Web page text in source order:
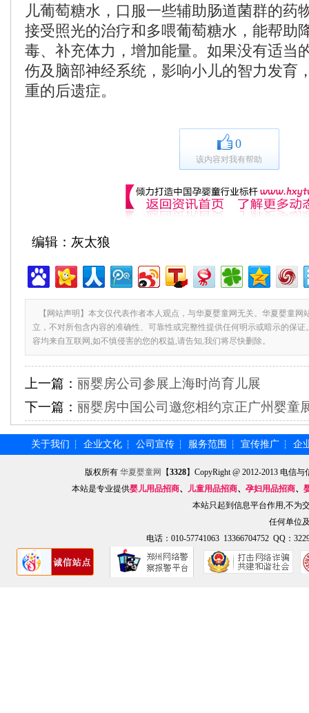
儿葡萄糖水，口服一些辅助肠道菌群的药
接受照光的治疗和多喂葡萄糖水，能帮助
毒、补充体力，增加能量。如果没有适当
伤及脑部神经系统，影响小儿的智力发育
重的后遗症。
0
该内容对我有帮助
编辑：灰太狼
【网站声明】本文仅代表作者本人观点，与华夏婴童网无关。华夏婴童网
立，不对所包含内容的准确性、可靠性或完整性提供任何明示或暗示的保
容均来自互联网,如不慎侵害的您的权益,请告知,我们将尽快删除。
上一篇： 丽婴房公司参展上海时尚育儿展
下一篇： 丽婴房中国公司邀您相约京正广州婴童
关于我们 ┆ 企业文化 ┆ 公司宣传 ┆ 服务范围 ┆ 宣传推广 ┆ 企
版权所有华夏婴童网 【3328】CopyRight @ 2012-2013 电信
本站是专业提供婴儿用品招商、 儿童用品招商、 孕妇用品招商、
本站只起到信息平台作用,不为
任何单位
电话：010-57741063 13366704752 QQ：